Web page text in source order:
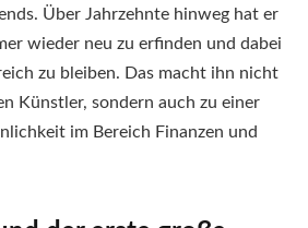
Über Jahrzehnte hinweg hat er
wieder neu zu erfinden und dabei
zu bleiben. Das macht ihn nicht
Künstler, sondern auch zu einer
im Bereich Finanzen und